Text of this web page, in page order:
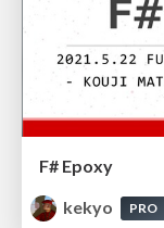
F# Epoxy
kekyo
PRO